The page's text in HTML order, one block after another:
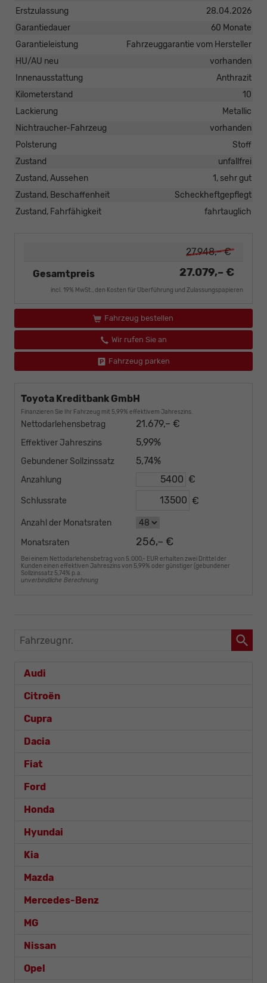
Erstzulassung
28.04.2026
Garantiedauer
60 Monate
Garantieleistung
Fahrzeuggarantie vom Hersteller
HU/AU neu
vorhanden
Innenausstattung
Anthrazit
Kilometerstand
10
Lackierung
Metallic
Nichtraucher-Fahrzeug
vorhanden
Polsterung
Stoff
Zustand
unfallfrei
Zustand, Aussehen
1, sehr gut
Zustand, Beschaffenheit
Scheckheftgepflegt
Zustand, Fahrfähigkeit
fahrtauglich
27.948,– €
Gesamtpreis
27.079,– €
incl. 19% MwSt., den Kosten für Überführung und Zulassungspapieren
Fahrzeug bestellen
Wir rufen Sie an
Fahrzeug parken
Toyota Kreditbank GmbH
Finanzieren Sie Ihr Fahrzeug mit 5,99% effektivem Jahreszins.
Nettodarlehensbetrag 21.679,– €
Effektiver Jahreszins 5,99%
Gebundener Sollzinssatz 5,74%
Anzahlung €
Schlussrate €
Anzahl der Monatsraten
Monatsraten
256,– €
Bei einem Nettodarlehensbetrag von 5.000,- EUR erhalten zwei Drittel der
Kunden einen effektiven Jahreszins von 5,99% oder günstiger (gebundener
Sollzinssatz 5,74% p.a.
unverbindliche Berechnung
Fahrzeugnr.
Audi
Citroën
Cupra
Dacia
Fiat
Ford
Honda
Hyundai
Kia
Mazda
Mercedes-Benz
MG
Nissan
Opel